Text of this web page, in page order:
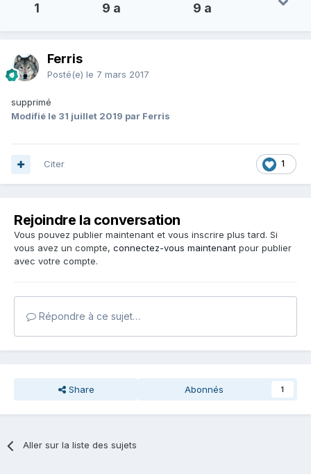
1 9 a 9 a
Ferris
Posté(e) le 7 mars 2017
supprimé
Modifié le 31 juillet 2019 par Ferris
1
Citer
Rejoindre la conversation
Vous pouvez publier maintenant et vous inscrire plus tard. Si
vous avez un compte, connectez-vous maintenant pour publier
avec votre compte.
Répondre à ce sujet…
Share Abonnés 1
Aller sur la liste des sujets